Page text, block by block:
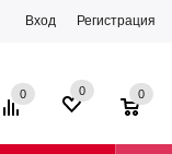
Вход Регистрация
0 0 0